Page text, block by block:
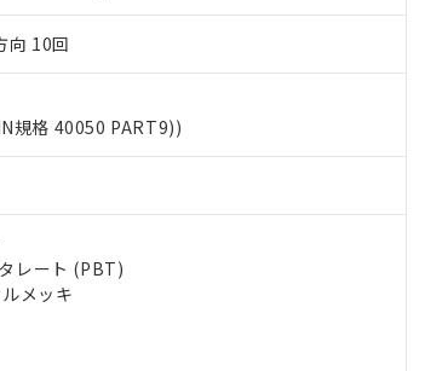
向 10回
規格 40050 PART9))
レート (PBT)
メッキ